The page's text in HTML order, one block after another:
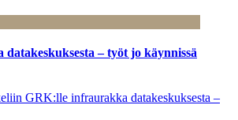
– työt jo käynnissä
GRK:lle infraurakka datakeskuksesta –